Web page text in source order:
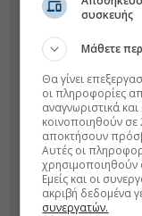
συσκευής
Μάθετε
Θα γίνει
οι πληροφορίες
αναγνωριστικά
κοινοποιηθούν
αποκτήσουν
Αυτές οι
χρησιμοποιηθούν
Εμείς και οι
ακριβή δεδομένα
συνεργατών.